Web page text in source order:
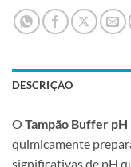
DESCRIÇÃO
O Tampão Buffer pH
quimicamente
significativas de pH